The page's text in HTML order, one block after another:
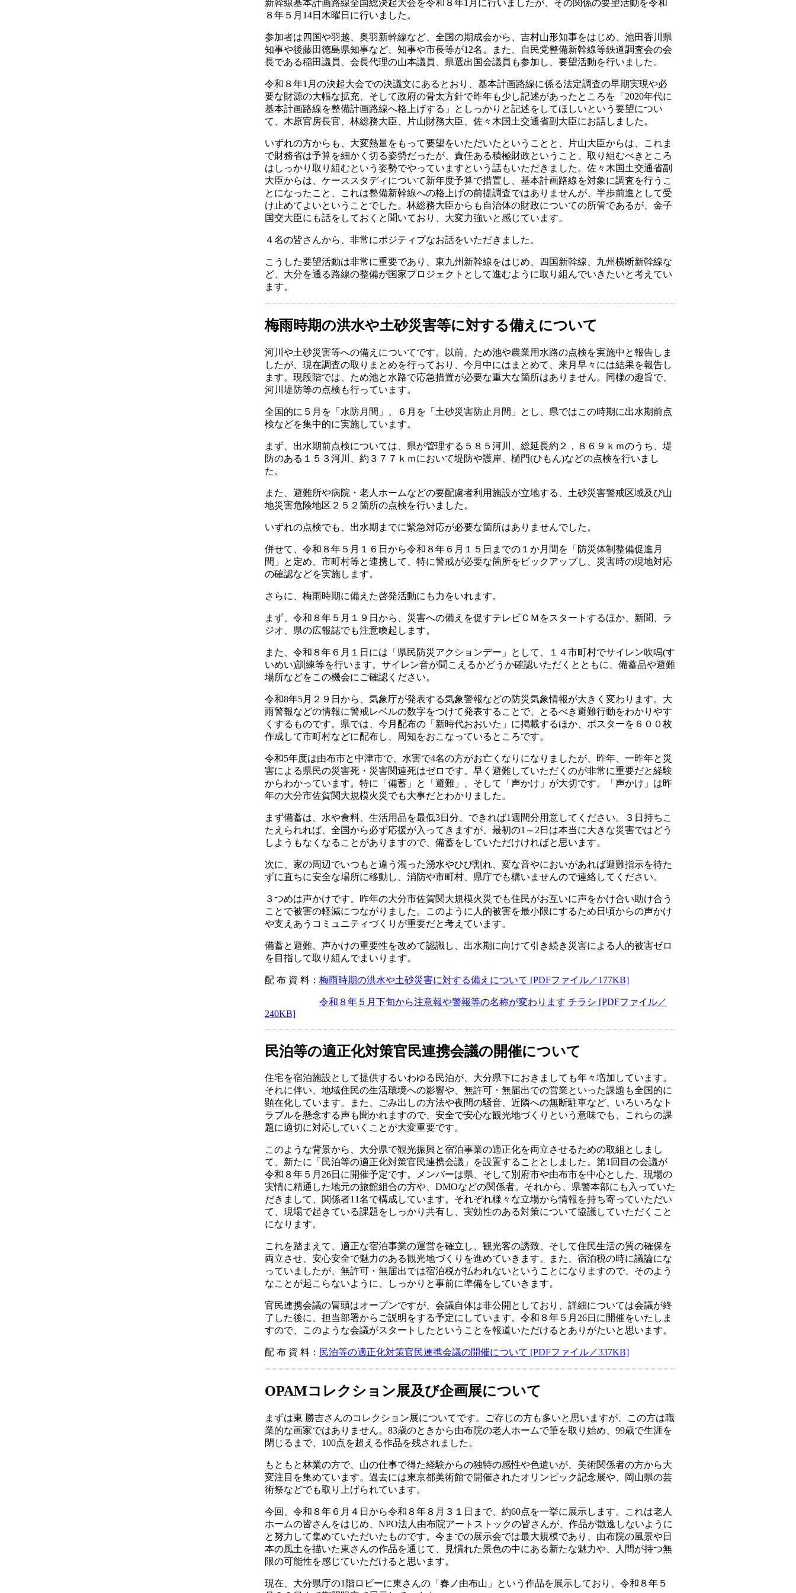
新幹線基本計画路線全国総決起大会を令和８年1月に行いましたが、その関係の要望活動を令和
８年５月14日木曜日に行いました。
参加者は四国や羽越、奥羽新幹線など、全国の期成会から、吉村山形知事をはじめ、池田香川県
知事や後藤田徳島県知事など、知事や市長等が12名。また、自民党整備新幹線等鉄道調査会の会
長である稲田議員、会長代理の山本議員、県選出国会議員も参加し、要望活動を行いました。
令和８年1月の決起大会での決議文にあるとおり、基本計画路線に係る法定調査の早期実現や必
要な財源の大幅な拡充、そして政府の骨太方針で昨年も少し記述があったところを「2020年代に
基本計画路線を整備計画路線へ格上げする」としっかりと記述をしてほしいという要望につい
て、木原官房長官、林総務大臣、片山財務大臣、佐々木国土交通省副大臣にお話しました。
いずれの方からも、大変熱量をもって要望をいただいたということと、片山大臣からは、これま
で財務省は予算を細かく切る姿勢だったが、責任ある積極財政ということ、取り組むべきところ
はしっかり取り組むという姿勢でやっていますという話もいただきました。佐々木国土交通省副
大臣からは、ケーススタディについて新年度予算で措置し、基本計画路線を対象に調査を行うこ
とになったこと、これは整備新幹線への格上げの前提調査ではありませんが、半歩前進として受
け止めてよいということでした。林総務大臣からも自治体の財政についての所管であるが、金子
国交大臣にも話をしておくと聞いており、大変力強いと感じています。
４名の皆さんから、非常にポジティブなお話をいただきました。
こうした要望活動は非常に重要であり、東九州新幹線をはじめ、四国新幹線、九州横断新幹線な
ど、大分を通る路線の整備が国家プロジェクトとして進むように取り組んでいきたいと考えてい
ます。
梅雨時期の洪水や土砂災害等に対する備えについて
河川や土砂災害等への備えについてです。以前、ため池や農業用水路の点検を実施中と報告しま
したが、現在調査の取りまとめを行っており、今月中にはまとめて、来月早々には結果を報告し
ます。現段階では、ため池と水路で応急措置が必要な重大な箇所はありません。同様の趣旨で、
河川堤防等の点検も行っています。
全国的に５月を「水防月間」、６月を「土砂災害防止月間」とし、県ではこの時期に出水期前点
検などを集中的に実施しています。
まず、出水期前点検については、県が管理する５８５河川、総延長約２，８６９ｋｍのうち、堤
防のある１５３河川、約３７７ｋｍにおいて堤防や護岸、樋門(ひもん)などの点検を行いまし
た。
また、避難所や病院・老人ホームなどの要配慮者利用施設が立地する、土砂災害警戒区域及び山
地災害危険地区２５２箇所の点検を行いました。
いずれの点検でも、出水期までに緊急対応が必要な箇所はありませんでした。
併せて、令和８年５月１６日から令和８年６月１５日までの１か月間を「防災体制整備促進月
間」と定め、市町村等と連携して、特に警戒が必要な箇所をピックアップし、災害時の現地対応
の確認などを実施します。
さらに、梅雨時期に備えた啓発活動にも力をいれます。
まず、令和８年５月１９日から、災害への備えを促すテレビＣＭをスタートするほか、新聞、ラ
ジオ、県の広報誌でも注意喚起します。
また、令和８年６月１日には「県民防災アクションデー」として、１４市町村でサイレン吹鳴(す
いめい)訓練等を行います。サイレン音が聞こえるかどうか確認いただくとともに、備蓄品や避難
場所などをこの機会にご確認ください。
令和8年5月２９日から、気象庁が発表する気象警報などの防災気象情報が大きく変わります。大
雨警報などの情報に警戒レベルの数字をつけて発表することで、とるべき避難行動をわかりやす
くするものです。県では、今月配布の「新時代おおいた」に掲載するほか、ポスターを６００枚
作成して市町村などに配布し、周知をおこなっているところです。
令和5年度は由布市と中津市で、水害で4名の方がお亡くなりになりましたが、昨年、一昨年と災
害による県民の災害死・災害関連死はゼロです。早く避難していただくのが非常に重要だと経験
からわかっています。特に「備蓄」と「避難」、そして「声かけ」が大切です。「声かけ」は昨
年の大分市佐賀関大規模火災でも大事だとわかりました。
まず備蓄は、水や食料、生活用品を最低3日分、できれば1週間分用意してください。３日持ちこ
たえられれば、全国から必ず応援が入ってきますが、最初の1～2日は本当に大きな災害ではどう
しようもなくなることがありますので、備蓄をしていただけければと思います。
次に、家の周辺でいつもと違う濁った湧水やひび割れ、変な音やにおいがあれば避難指示を待た
ずに直ちに安全な場所に移動し、消防や市町村、県庁でも構いませんので連絡してください。
３つめは声かけです。昨年の大分市佐賀関大規模火災でも住民がお互いに声をかけ合い助け合う
ことで被害の軽減につながりました。このように人的被害を最小限にするため日頃からの声かけ
や支えあうコミュニティづくりが重要だと考えています。
備蓄と避難、声かけの重要性を改めて認識し、出水期に向けて引き続き災害による人的被害ゼロ
を目指して取り組んでまいります。
​配 布 資 料： 梅雨時期の洪水や土砂災害に対する備えについて [PDFファイル／177KB]
令和８年５月下旬から注意報や警報等の名称が変わります チラシ [PDFファイル／
240KB]
民泊等の適正化対策官民連携会議の開催について
住宅を宿泊施設として提供するいわゆる民泊が、大分県下におきましても年々増加しています。
それに伴い、地域住民の生活環境への影響や、無許可・無届出での営業といった課題も全国的に
顕在化しています。また、ごみ出しの方法や夜間の騒音、近隣への無断駐車など、いろいろなト
ラブルを懸念する声も聞かれますので、安全で安心な観光地づくりという意味でも、これらの課
題に適切に対応していくことが大変重要です。
このような背景から、大分県で観光振興と宿泊事業の適正化を両立させるための取組としまし
て、新たに「民泊等の適正化対策官民連携会議」を設置することとしました。第1回目の会議が
令和８年５月26日に開催予定です。メンバーは県、そして別府市や由布市を中心とした、現場の
実情に精通した地元の旅館組合の方や、DMOなどの関係者。それから、県警本部にも入っていた
だきまして、関係者11名で構成しています。それぞれ様々な立場から情報を持ち寄っていただい
て、現場で起きている課題をしっかり共有し、実効性のある対策について協議していただくこと
になります。
これを踏まえて、適正な宿泊事業の運営を確立し、観光客の誘致、そして住民生活の質の確保を
両立させ、安心安全で魅力のある観光地づくりを進めていきます。また、宿泊税の時に議論にな
っていましたが、無許可・無届出では宿泊税が払われないということになりますので、そのよう
なことが起こらないように、しっかりと事前に準備をしていきます。
官民連携会議の冒頭はオープンですが、会議自体は非公開としており、詳細については会議が終
了した後に、担当部署からご説明をする予定にしています。令和８年５月26日に開催をいたしま
すので、このような会議がスタートしたということを報道いただけるとありがたいと思います。
​配 布 資 料： 民泊等の適正化対策官民連携会議の開催について [PDFファイル／337KB]
OPAMコレクション展及び企画展について
まずは東 勝吉さんのコレクション展についてです。ご存じの方も多いと思いますが、この方は職
業的な画家ではありません。83歳のときから由布院の老人ホームで筆を取り始め、99歳で生涯を
閉じるまで、100点を超える作品を残されました。
もともと林業の方で、山の仕事で得た経験からの独特の感性や色遣いが、美術関係者の方から大
変注目を集めています。過去には東京都美術館で開催されたオリンピック記念展や、岡山県の芸
術祭などでも取り上げられています。
今回、令和８年６月４日から令和８年８月３１日まで、約60点を一挙に展示します。これは老人
ホームの皆さんをはじめ、NPO法人由布院アートストックの皆さんが、作品が散逸しないように
と努力して集めていただいたものです。今までの展示会では最大規模であり、由布院の風景や日
本の風土を描いた東さんの作品を通じて、見慣れた景色の中にある新たな魅力や、人間が持つ無
限の可能性を感じていただけると思います。
現在、大分県庁の1階ロビーに東さんの「春ノ由布山」という作品を展示しており、令和８年５